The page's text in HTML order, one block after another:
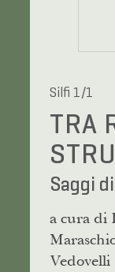
Silfi 1/1
TRA
Saggi
a cura di
Vedovelli